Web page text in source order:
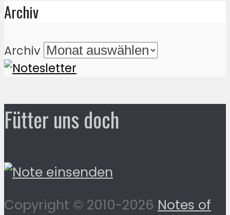
Archiv
Archiv
Fütter uns doch
Copyright © 2010-2026 Notes of